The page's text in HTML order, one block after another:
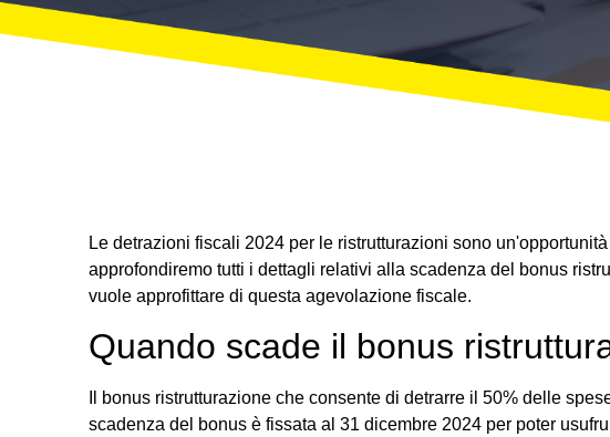
Le detrazioni fiscali 2024 per le ristrutturazioni sono
approfondiremo tutti i dettagli relativi alla scadenza del bonus
vuole approfittare di questa agevolazione fiscale.
Quando scade il bonus
Il bonus ristrutturazione che consente di detrarre il 50% delle
scadenza del bonus è fissata al 31 dicembre 2024 per poter